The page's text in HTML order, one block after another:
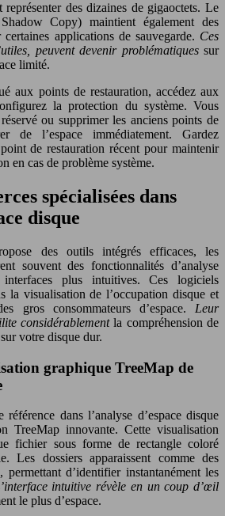
représenter des dizaines de gigaoctets. Le
Copy) maintient également des
applications de sauvegarde. Ces
peuvent devenir problématiques sur
limité.
aux points de restauration, accédez aux
la protection du système. Vous
ou supprimer les anciens points de
de l’espace immédiatement. Gardez
de restauration récent pour maintenir
en cas de problème système.
spécialisées dans
disque
des outils intégrés efficaces, les
souvent des fonctionnalités d’analyse
plus intuitives. Ces logiciels
la visualisation de l’occupation disque et
gros consommateurs d’espace. Leur
considérablementla compréhension de
votre disque dur.
graphique TreeMap de
dans l’analyse d’espace disque
TreeMap innovante. Cette visualisation
fichier sous forme de rectangle coloré
Les dossiers apparaissent comme des
permettant d’identifier instantanément les
intuitive révèle en un coup d’œil
le plus d’espace.